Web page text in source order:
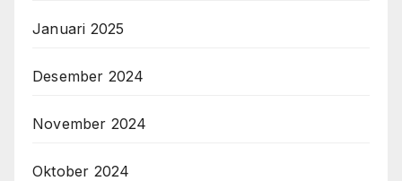
Januari 2025
Desember 2024
November 2024
Oktober 2024